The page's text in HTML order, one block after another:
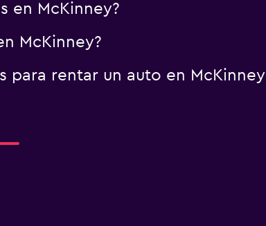
en McKinney?
McKinney?
rentar un auto en